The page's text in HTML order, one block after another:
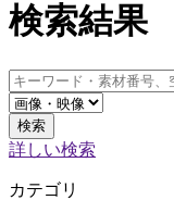
検索結果
検索
詳しい検索
カテゴリ